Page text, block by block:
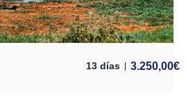
13 días 3.250,00€